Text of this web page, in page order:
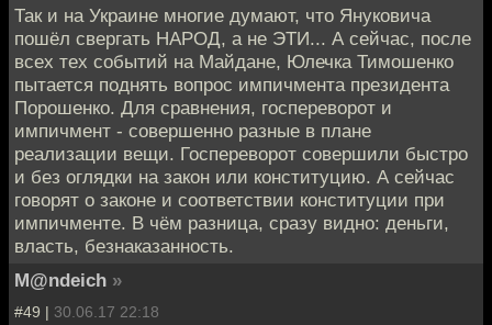
Так и на Украине многие думают, что Януковича
пошёл свергать НАРОД, а не ЭТИ... А сейчас, после
всех тех событий на Майдане, Юлечка Тимошенко
пытается поднять вопрос импичмента президента
Порошенко. Для сравнения, госпереворот и
импичмент - совершенно разные в плане
реализации вещи. Госпереворот совершили быстро
и без оглядки на закон или конституцию. А сейчас
говорят о законе и соответствии конституции при
импичменте. В чём разница, сразу видно: деньги,
власть, безнаказанность.
M@ndeich »
#49 | 30.06.17 22:18